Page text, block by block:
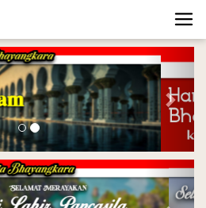
Next
Next